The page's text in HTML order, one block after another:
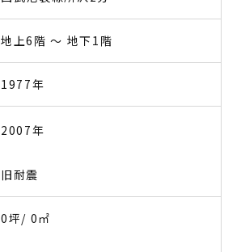
地上6階 〜 地下1階
1977年
2007年
旧耐震
0坪/ 0㎡